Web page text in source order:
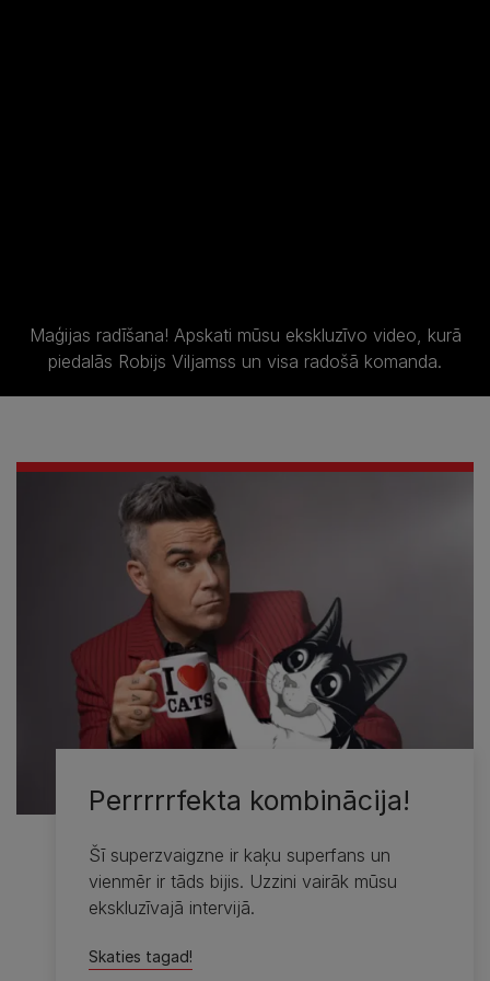
Maģijas radīšana! Apskati mūsu ekskluzīvo video, kurā
piedalās Robijs Viljamss un visa radošā komanda.
Perrrrrfekta kombinācija!
Šī superzvaigzne ir kaķu superfans un
vienmēr ir tāds bijis. Uzzini vairāk mūsu
ekskluzīvajā intervijā.
Skaties tagad!